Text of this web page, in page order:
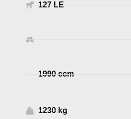
127 LE
1990 ccm
1230 kg